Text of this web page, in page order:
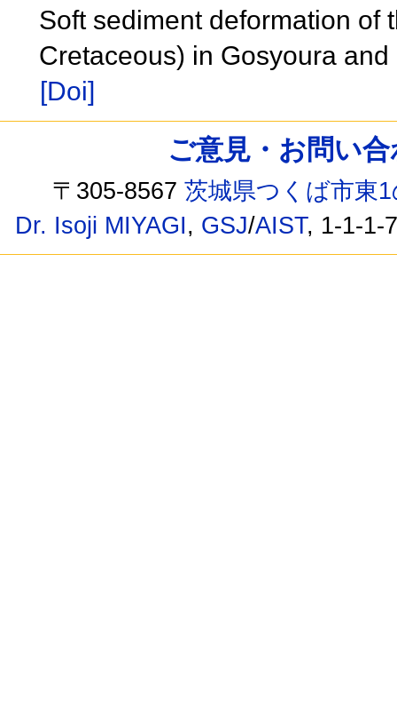
Soft sediment deformation of
Cretaceous) in Gosyoura
[Doi]
ご意見・お問い
〒305-8567茨城県つくば市東
Dr. Isoji MIYAGI, GSJ/AIST, 1-1-1-